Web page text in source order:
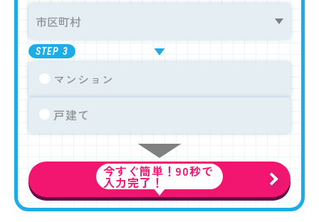
STEP 3
マンション
戸建て
今すぐ簡単！90秒で
入力完了！
無料賃料査定